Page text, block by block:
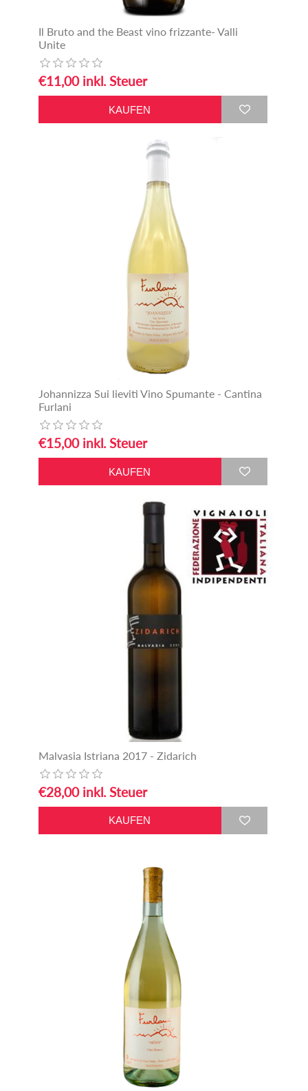
Il Bruto and the Beast vino frizzante- Valli
Unite
€11,00 inkl. Steuer
Johannizza Sui lieviti Vino Spumante - Cantina
Furlani
€15,00 inkl. Steuer
Malvasia Istriana 2017 - Zidarich
€28,00 inkl. Steuer